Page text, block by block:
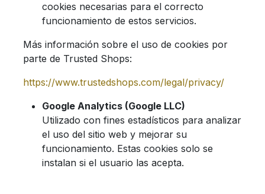
cookies necesarias para el correcto
funcionamiento de estos servicios.
Más información sobre el uso de cookies por
parte de Trusted Shops:
https://www.trustedshops.com/legal/privacy/
Google Analytics (Google LLC)
Utilizado con fines estadísticos para analizar
el uso del sitio web y mejorar su
funcionamiento. Estas cookies solo se
instalan si el usuario las acepta.